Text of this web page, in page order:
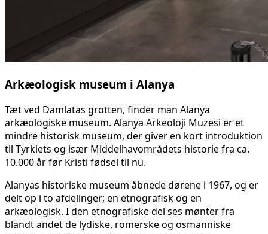
Arkæologisk museum i Alanya
Tæt ved Damlatas grotten, finder man Alanya
arkæologiske museum. Alanya Arkeoloji Muzesi er et
mindre historisk museum, der giver en kort introduktion
til Tyrkiets og især Middelhavområdets historie fra ca.
10.000 år før Kristi fødsel til nu.
Alanyas historiske museum åbnede dørene i 1967, og er
delt op i to afdelinger; en etnografisk og en
arkæologisk. I den etnografiske del ses mønter fra
blandt andet de lydiske, romerske og osmanniske